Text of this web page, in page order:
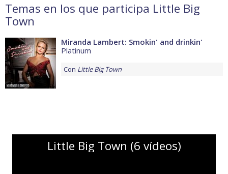
Temas en los que participa Little Big
Town
Miranda Lambert: Smokin' and drinkin'
Platinum
Con Little Big Town
Little Big Town (6 vídeos)